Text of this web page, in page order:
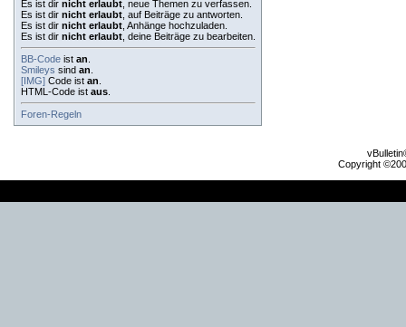
Es ist dir nicht erlaubt , neue Themen zu verfassen.
Es ist dir nicht erlaubt , auf Beiträge zu antworten.
Es ist dir nicht erlaubt , Anhänge hochzuladen.
Es ist dir nicht erlaubt , deine Beiträge zu bearbeiten.
BB-Code ist an
Smileys sind an
[IMG] Code ist an
HTML-Code ist aus
Foren-Regeln
Copyright